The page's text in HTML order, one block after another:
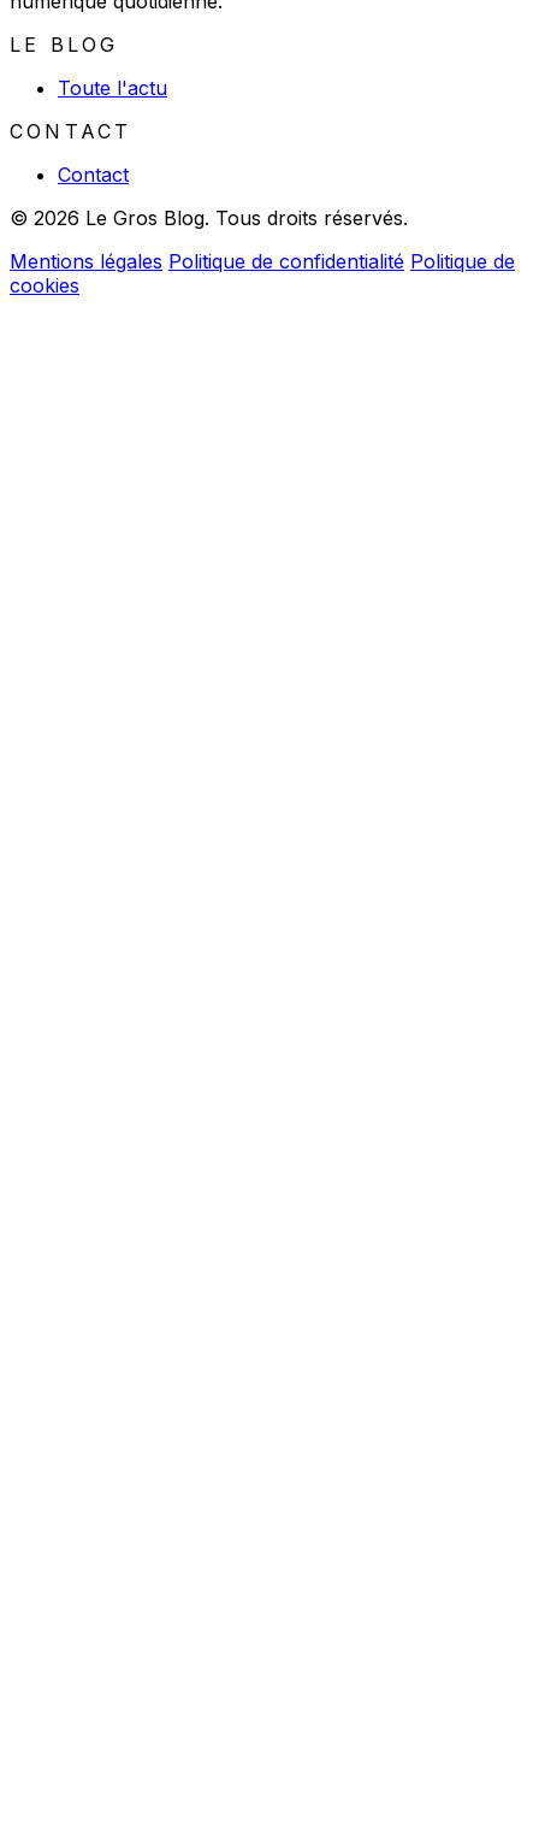
LE BLOG
Toute l'actu
CONTACT
Contact
© 2026 Le Gros Blog. Tous droits réservés.
Mentions légales Politique de confidentialité Politique de
cookies